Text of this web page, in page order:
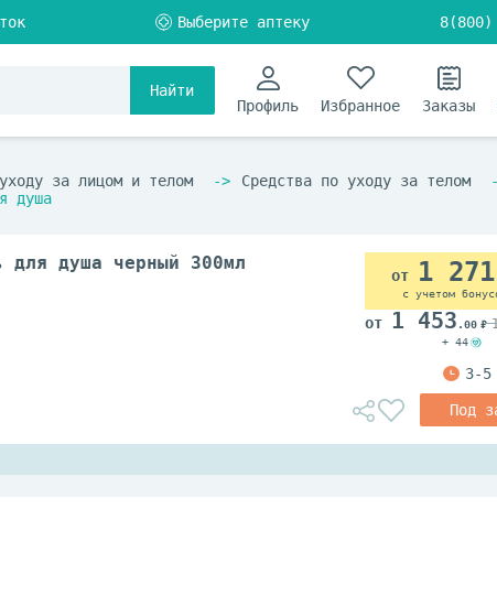
8(800)
Найти
Профиль
Избранное Заказы
за лицом и телом
Средства по уходу за телом
душа
душа черный 300мл 1 271
с учетом
1 453 .00
+ 44